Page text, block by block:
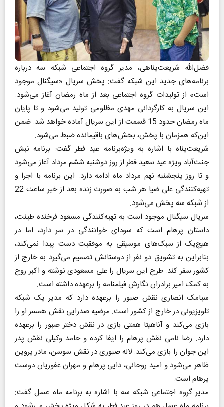
فضل‌الله شریعت‌پناهی، مدیر گروه اجتماعی شبکه سه درباره
برنامه‌های جدید این شبکه گفت: پخش سریال «سیگنال موجود
است» از تولیدات گروه اجتماعی بعد از ماه رمضان آغاز می‌شود.
این سریال به کارگردانی مهدی مظلومی تولید می‌شود و تا پایان
ماه رمضان حدود 15 قسمت از این سریال آماده خواهد شد. ضمن
این‌که همزمان با پخش، بخش‌های باقیمانده ضبط می‌شود.
شریعت‌پناه با اشاره به ویژه‌برنامه عید فطر گفت: برنامه نبش
جنت‌آباد ویژه عید سعید فطر از روز دوشنبه ششم مرداد آغاز می‌شود
و تا روز پنجشنبه نهم مرداد ماه ادامه دارد. این برنامه با اجرا و
تهیه‌کنندگی علی ضیا هر شب به صورت زنده بعد از خبر ساعت 22
از شبکه سه پخش می‌شود.
سریال سیگنال موجود است به تهیه‌کنندگی مسعود فرخنده طینت،
داستان پرهام است که سودای خوانندگی در سر دارد، اما در
هیچ‌یک از سبک‌های موسیقی به موفقیت دست پیدا نمی‌کند،
بنابراین به تشویق دو نفر از دوستانش تصمیم ‌می‌گیرد به خارج از
کشور سفر کند. طرح این سریال را علی مسعودی نوشته و اکبر روح
به کمک امیر برادران نگارش فیلمنامه را برعهده داشته است.
سیامک انصاری نقش صبور را برعهده دارد که مدیر یک شبکه
تلویزیونی در خارج از کشور است. مرضیه صدرایی نقش همسر او را
بازی می‌کند و آناهیتا همتی بازی در نقش دختر صبور را برعهده
دارد. رضا نامی نقش پرهام را ایفا کرده و حامد وکیلی نقش پدر
این جوان را بازی می‌کند. لاله صبوری در نقش سوسن، مادر پروین
ظاهر می‌شود و امید روحانی، دایی پرهام و مهران غفوریان دوست
پرهام است.
مدیر گروه اجتماعی شبکه سه با اشاره به برنامه ماه عسل گفت: